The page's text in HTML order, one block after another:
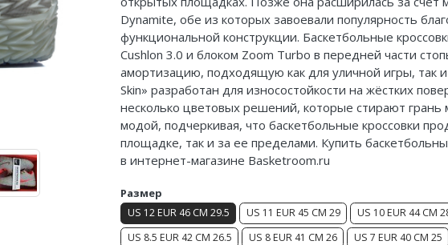
Dynamite, обе из которых завоевали популярность
функциональной конструкции. Баскетбольные
Cushlon 3.0 и блоком Zoom Turbo в передней части
амортизацию, подходящую как для уличной игры, так
Skin» разработан для износостойкости на жёстких
несколько цветовых решений, которые стирают
модой, подчеркивая, что баскетбольные кроссовки
площадке, так и за ее пределами. Купить
в интернет-магазине Basketroom.ru
Размер
US 12 EUR 46 CM 29.5 US 11 EUR 45 CM 29 US 10 EUR 44 CM
US 8.5 EUR 42 CM 26.5
US 8 EUR 41 CM 26 US 7 EUR 40 CM 25